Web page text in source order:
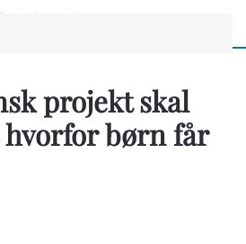
projekt skal
børn får